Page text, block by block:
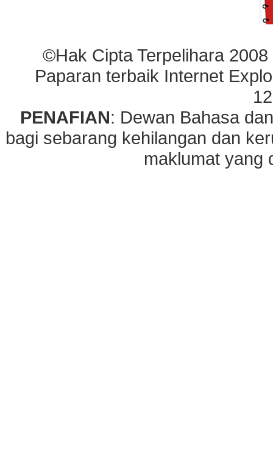
©Hak Cipta Terpelihara
Paparan terbaik Internet
PENAFIAN: Dewan Bahasa
bagi sebarang kehilangan dan
maklumat yang